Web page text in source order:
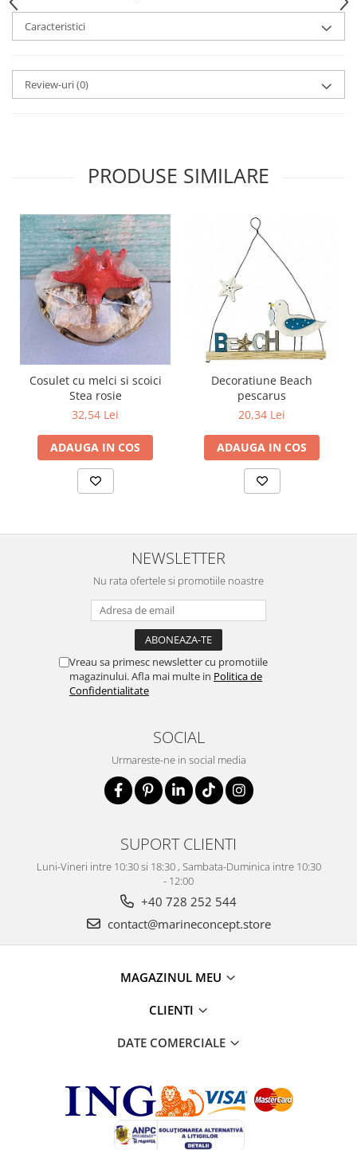
Caracteristici
Review-uri(0)
PRODUSE SIMILARE
Cosulet cu melci si scoici
Stea rosie
32,54 Lei
ADAUGA IN COS
Decoratiune Beach
pescarus
20,34 Lei
ADAUGA IN COS
NEWSLETTER
Nu rata ofertele si promotiile noastre
Vreau sa primesc newsletter cu promotiile
magazinului. Afla mai multe in Politica de
Confidentialitate
SOCIAL
Urmareste-ne in social media
SUPORT CLIENTI
Luni-Vineri intre 10:30 si 18:30 , Sambata-Duminica intre 10:30
- 12:00
+40 728 252 544
contact@marineconcept.store
MAGAZINUL MEU
CLIENTI
DATE COMERCIALE